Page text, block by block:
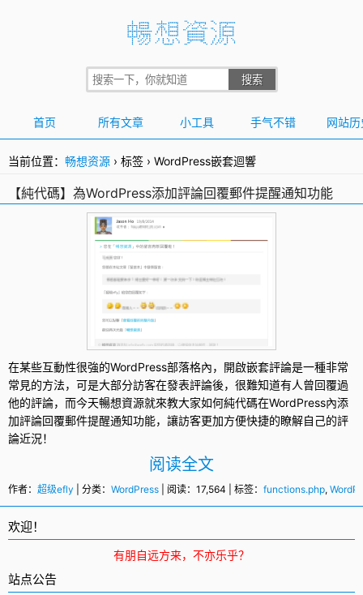
首页 所有文章 小工具 手气不错 网站历
当前位置： 畅想资源 › 标签 › WordPress嵌套迴響
【純代碼】為WordPress添加評論回覆郵件提醒通知功能
在某些互動性很強的WordPress部落格內，開啟嵌套評論是一種非常
常見的方法，可是大部分訪客在發表評論後，很難知道有人曾回覆過
他的評論，而今天暢想資源就來教大家如何純代碼在WordPress內添
加評論回覆郵件提醒通知功能，讓訪客更加方便快捷的瞭解自己的評
論近況！
阅读全文
作者： 超级efly | 分类： WordPress | 阅读：17,564 | 标签： functions.php,
欢迎！
有朋自远方来，不亦乐乎？
站点公告